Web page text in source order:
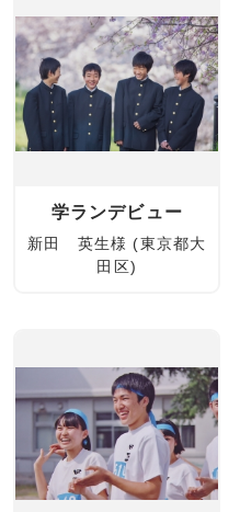
学ランデビュー
新田 英生様 (東京都大
田区)